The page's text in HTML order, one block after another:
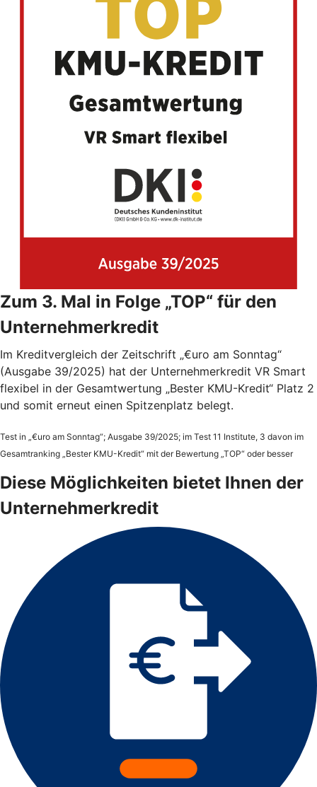
Zum 3. Mal in Folge „TOP“ für den
Unternehmerkredit
Im Kreditvergleich der Zeitschrift „€uro am Sonntag“
(Ausgabe 39/2025) hat der Unternehmerkredit VR Smart
flexibel in der Gesamtwertung „Bester KMU-Kredit“ Platz 2
und somit erneut einen Spitzenplatz belegt.
Test in „€uro am Sonntag“; Ausgabe 39/2025; im Test 11 Institute, 3 davon im
Gesamtranking „Bester KMU-Kredit“ mit der Bewertung „TOP“ oder besser
Diese Möglichkeiten bietet Ihnen der
Unternehmerkredit